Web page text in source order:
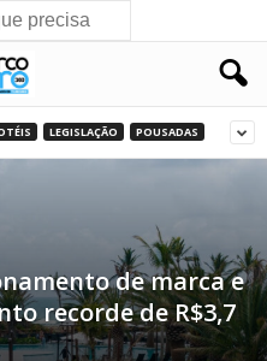
LEGISLAÇÃO POUSADAS
de marca e
recorde de R$3,7